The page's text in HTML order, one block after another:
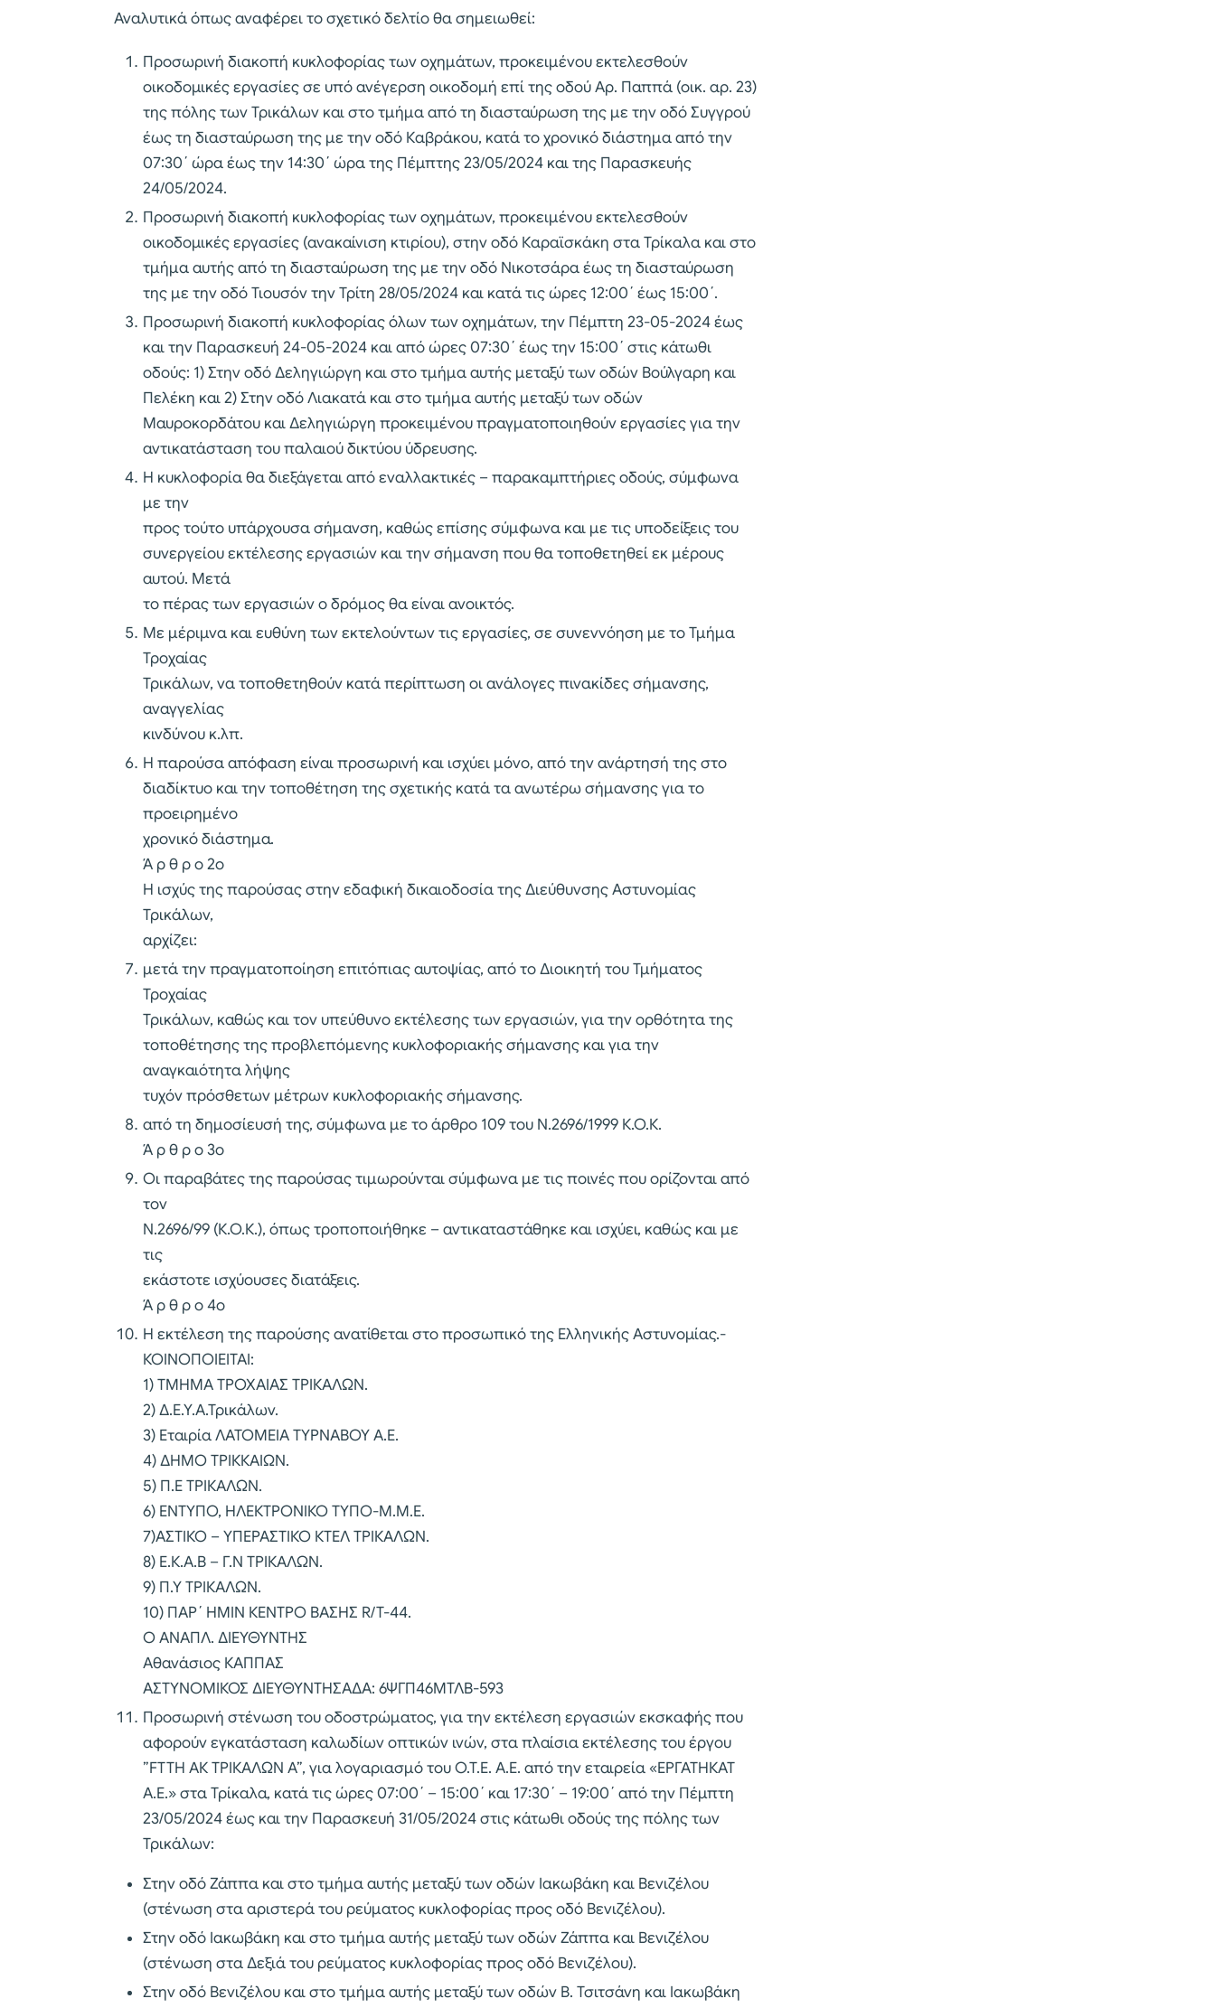
Αναλυτικά όπως αναφέρει το σχετικό δελτίο θα σημειωθεί:
Προσωρινή διακοπή κυκλοφορίας των οχημάτων, προκειμένου εκτελεσθούν
οικοδομικές εργασίες σε υπό ανέγερση οικοδομή επί της οδού Αρ. Παππά (οικ. αρ. 23)
της πόλης των Τρικάλων και στο τμήμα από τη διασταύρωση της με την οδό Συγγρού
έως τη διασταύρωση της με την οδό Καβράκου, κατά το χρονικό διάστημα από την
07:30΄ ώρα έως την 14:30΄ ώρα της Πέμπτης 23/05/2024 και της Παρασκευής
24/05/2024.
Προσωρινή διακοπή κυκλοφορίας των οχημάτων, προκειμένου εκτελεσθούν
οικοδομικές εργασίες (ανακαίνιση κτιρίου), στην οδό Καραϊσκάκη στα Τρίκαλα και στο
τμήμα αυτής από τη διασταύρωση της με την οδό Νικοτσάρα έως τη διασταύρωση
της με την οδό Τιουσόν την Τρίτη 28/05/2024 και κατά τις ώρες 12:00΄ έως 15:00΄.
Προσωρινή διακοπή κυκλοφορίας όλων των οχημάτων, την Πέμπτη 23-05-2024 έως
και την Παρασκευή 24-05-2024 και από ώρες 07:30΄ έως την 15:00΄ στις κάτωθι
οδούς: 1) Στην οδό Δεληγιώργη και στο τμήμα αυτής μεταξύ των οδών Βούλγαρη και
Πελέκη και 2) Στην οδό Λιακατά και στο τμήμα αυτής μεταξύ των οδών
Μαυροκορδάτου και Δεληγιώργη προκειμένου πραγματοποιηθούν εργασίες για την
αντικατάσταση του παλαιού δικτύου ύδρευσης.
Η κυκλοφορία θα διεξάγεται από εναλλακτικές – παρακαμπτήριες οδούς, σύμφωνα
με την
προς τούτο υπάρχουσα σήμανση, καθώς επίσης σύμφωνα και με τις υποδείξεις του
συνεργείου εκτέλεσης εργασιών και την σήμανση που θα τοποθετηθεί εκ μέρους
αυτού. Μετά
το πέρας των εργασιών ο δρόμος θα είναι ανοικτός.
Με μέριμνα και ευθύνη των εκτελούντων τις εργασίες, σε συνεννόηση με το Τμήμα
Τροχαίας
Τρικάλων, να τοποθετηθούν κατά περίπτωση οι ανάλογες πινακίδες σήμανσης,
αναγγελίας
κινδύνου κ.λπ.
Η παρούσα απόφαση είναι προσωρινή και ισχύει μόνο, από την ανάρτησή της στο
διαδίκτυο και την τοποθέτηση της σχετικής κατά τα ανωτέρω σήμανσης για το
προειρημένο
χρονικό διάστημα.
Ά ρ θ ρ ο 2ο
Η ισχύς της παρούσας στην εδαφική δικαιοδοσία της Διεύθυνσης Αστυνομίας
Τρικάλων,
αρχίζει:
μετά την πραγματοποίηση επιτόπιας αυτοψίας, από το Διοικητή του Τμήματος
Τροχαίας
Τρικάλων, καθώς και τον υπεύθυνο εκτέλεσης των εργασιών, για την ορθότητα της
τοποθέτησης της προβλεπόμενης κυκλοφοριακής σήμανσης και για την
αναγκαιότητα λήψης
τυχόν πρόσθετων μέτρων κυκλοφοριακής σήμανσης.
από τη δημοσίευσή της, σύμφωνα με το άρθρο 109 του Ν.2696/1999 Κ.Ο.Κ.
Ά ρ θ ρ ο 3ο
Οι παραβάτες της παρούσας τιμωρούνται σύμφωνα με τις ποινές που ορίζονται από
τον
Ν.2696/99 (Κ.Ο.Κ.), όπως τροποποιήθηκε – αντικαταστάθηκε και ισχύει, καθώς και με
τις
εκάστοτε ισχύουσες διατάξεις.
Ά ρ θ ρ ο 4ο
Η εκτέλεση της παρούσης ανατίθεται στο προσωπικό της Ελληνικής Αστυνομίας.-
ΚΟΙΝΟΠΟΙΕΙΤΑΙ:
1) ΤΜΗΜΑ ΤΡΟΧΑΙΑΣ ΤΡΙΚΑΛΩΝ.
2) Δ.Ε.Υ.Α.Τρικάλων.
3) Εταιρία ΛΑΤΟΜΕΙΑ ΤΥΡΝΑΒΟΥ Α.Ε.
4) ΔΗΜΟ ΤΡΙΚΚΑΙΩΝ.
5) Π.Ε ΤΡΙΚΑΛΩΝ.
6) ΕΝΤΥΠΟ, ΗΛΕΚΤΡΟΝΙΚΟ ΤΥΠΟ-Μ.Μ.Ε.
7)ΑΣΤΙΚΟ – ΥΠΕΡΑΣΤΙΚΟ ΚΤΕΛ ΤΡΙΚΑΛΩΝ.
8) Ε.Κ.Α.Β – Γ.Ν ΤΡΙΚΑΛΩΝ.
9) Π.Υ ΤΡΙΚΑΛΩΝ.
10) ΠΑΡ΄ ΗΜΙΝ ΚΕΝΤΡΟ ΒΑΣΗΣ R/T-44.
Ο ΑΝΑΠΛ. ΔΙΕΥΘΥΝΤΗΣ
Αθανάσιος ΚΑΠΠΑΣ
ΑΣΤΥΝΟΜΙΚΟΣ ΔΙΕΥΘΥΝΤΗΣΑΔΑ: 6ΨΓΠ46ΜΤΛΒ-593
Προσωρινή στένωση του οδοστρώματος, για την εκτέλεση εργασιών εκσκαφής που
αφορούν εγκατάσταση καλωδίων οπτικών ινών, στα πλαίσια εκτέλεσης του έργου
”FTTH ΑΚ ΤΡΙΚΑΛΩΝ Α”, για λογαριασμό του Ο.Τ.Ε. Α.Ε. από την εταιρεία «ΕΡΓΑΤΗΚΑΤ
Α.Ε.» στα Τρίκαλα, κατά τις ώρες 07:00΄ – 15:00΄ και 17:30΄ – 19:00΄ από την Πέμπτη
23/05/2024 έως και την Παρασκευή 31/05/2024 στις κάτωθι οδούς της πόλης των
Τρικάλων:
Στην οδό Ζάππα και στο τμήμα αυτής μεταξύ των οδών Ιακωβάκη και Βενιζέλου
(στένωση στα αριστερά του ρεύματος κυκλοφορίας προς οδό Βενιζέλου).
Στην οδό Ιακωβάκη και στο τμήμα αυτής μεταξύ των οδών Ζάππα και Βενιζέλου
(στένωση στα Δεξιά του ρεύματος κυκλοφορίας προς οδό Βενιζέλου).
Στην οδό Βενιζέλου και στο τμήμα αυτής μεταξύ των οδών Β. Τσιτσάνη και Ιακωβάκη